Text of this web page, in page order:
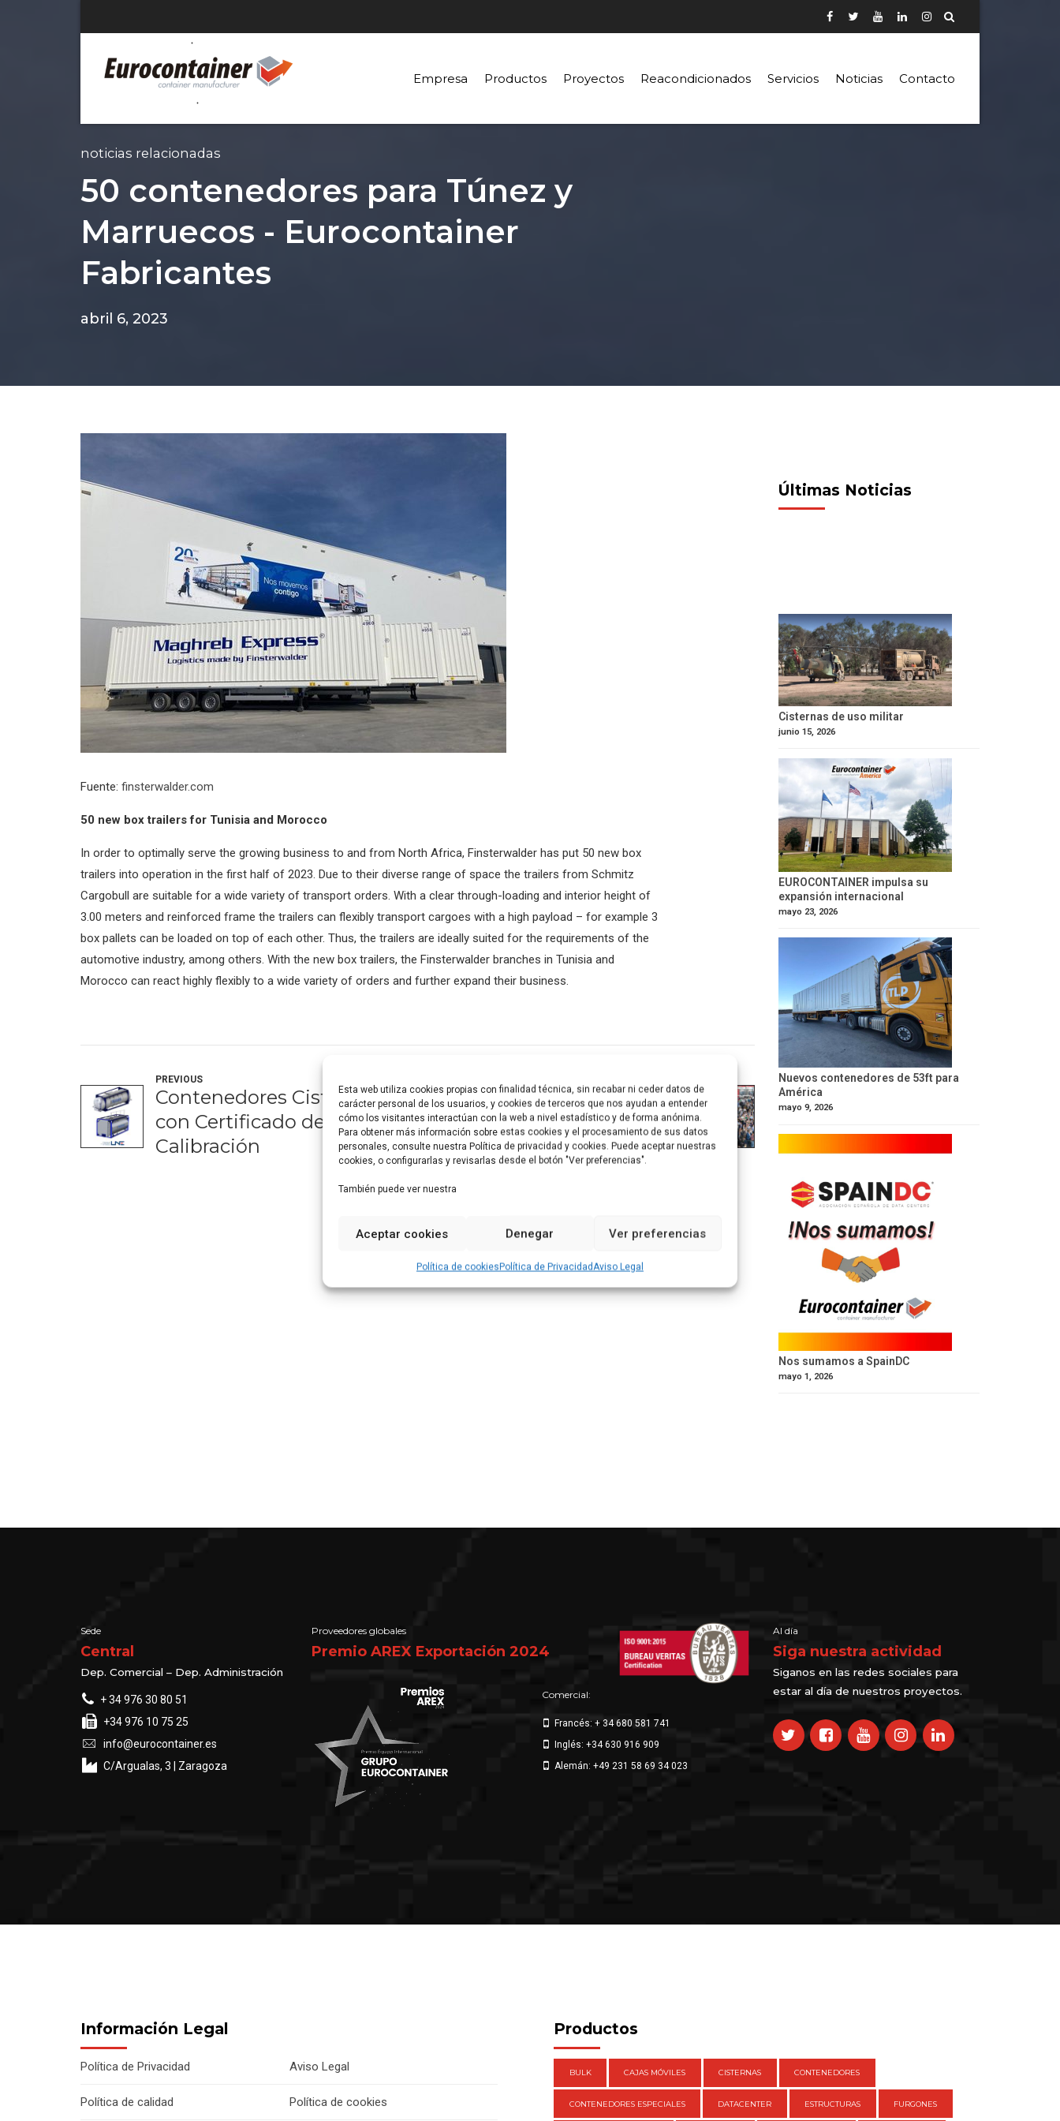
Esta web utiliza cookies propias con finalidad técnica, sin recabar ni ceder datos de
carácter personal de los usuarios, y cookies de terceros que nos ayudan a entender
cómo los visitantes interactúan con la web a nivel estadístico y de forma anónima.
Para obtener más información sobre estas cookies y el procesamiento de sus datos
personales, consulte nuestra Política de privacidad y cookies. Puede aceptar nuestras
cookies, o configurarlas y revisarlas desde el botón "Ver preferencias".
También puede ver nuestra
Aceptar cookies Denegar Ver preferencias
Política de cookiesPolítica de PrivacidadAviso Legal
Empresa Productos Proyectos Reacondicionados Servicios Noticias Contacto
noticias relacionadas
50 contenedores para Túnez y
Marruecos - Eurocontainer
Fabricantes
abril 6, 2023
Fuente: finsterwalder.com
50 new box trailers for Tunisia and Morocco
In order to optimally serve the growing business to and from North Africa, Finsterwalder has put 50 new box
trailers into operation in the first half of 2023. Due to their diverse range of space the trailers from Schmitz
Cargobull are suitable for a wide variety of transport orders. With a clear through-loading and interior height of
3.00 meters and reinforced frame the trailers can flexibly transport cargoes with a high payload – for example 3
box pallets can be loaded on top of each other. Thus, the trailers are ideally suited for the requirements of the
automotive industry, among others. With the new box trailers, the Finsterwalder branches in Tunisia and
Morocco can react highly flexibly to a wide variety of orders and further expand their business.
PREVIOUS
Contenedores Cisterna
con Certificado de
Calibración
NEXT
Transport Logistic 2023,
en Munich
Últimas Noticias
Cisternas de uso militar
junio 15, 2026
EUROCONTAINER impulsa su
expansión internacional
mayo 23, 2026
Nuevos contenedores de 53ft para
América
mayo 9, 2026
Nos sumamos a SpainDC
mayo 1, 2026
Sede
Central
Dep. Comercial – Dep. Administración
+ 34 976 30 80 51
+34 976 10 75 25
info@eurocontainer.es
C/Argualas, 3 | Zaragoza
Proveedores globales
Premio AREX Exportación 2024
Comercial:
Francés: + 34 680 581 741
Inglés: +34 630 916 909
Alemán: +49 231 58 69 34 023
Al día
Siga nuestra actividad
Siganos en las redes sociales para
estar al día de nuestros proyectos.
Información Legal
Política de Privacidad Aviso Legal
Política de calidad Política de cookies
Productos
BULK CAJAS MÓVILES CISTERNAS CONTENEDORES
CONTENEDORES ESPECIALES DATACENTER ESTRUCTURAS FURGONES